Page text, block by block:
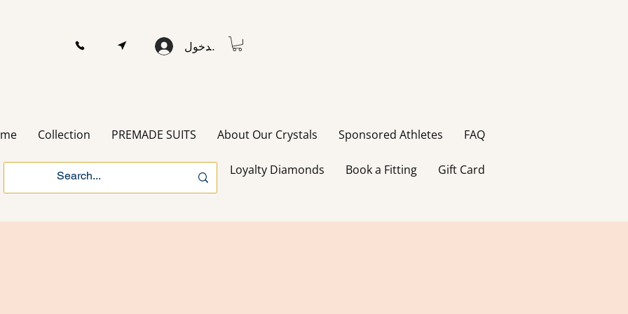
تسجيل الدخول
Collection PREMADE SUITS About Our Crystals Sponsored Athletes FAQ
Loyalty Diamonds Book a Fitting Gift Card